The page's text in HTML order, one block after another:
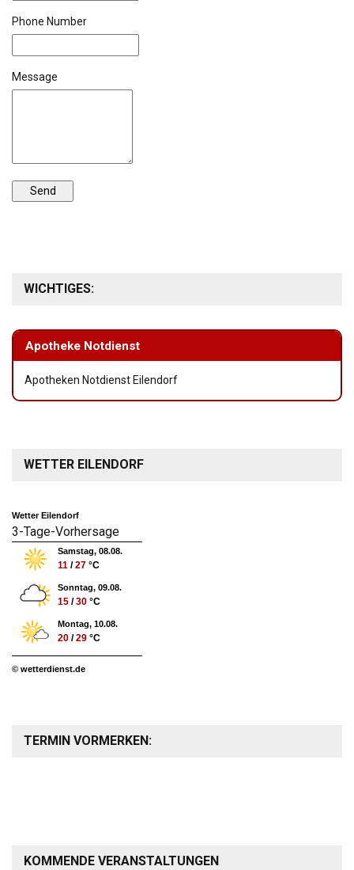
Phone Number
Message
WICHTIGES:
Apotheke Notdienst
Apotheken Notdienst Eilendorf
WETTER EILENDORF
Wetter Eilendorf
3-Tage-Vorhersage
Samstag, 08.08.
11 /27 °C
Sonntag, 09.08.
15 /30 °C
Montag, 10.08.
20 /29 °C
© wetterdienst.de
TERMIN VORMERKEN:
KOMMENDE VERANSTALTUNGEN